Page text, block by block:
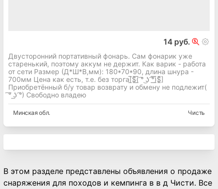
14 руб.
Двусторонний портативный фонарь. Сам фонарик уже
старенький, поэтому аккум не держит. Как варик - работа
от сети Размер (Д*Ш*В,мм): 180*70*90, длина шнура -
700мм Цена как есть, т.е. без торга[̲̅$̲̅(̲̅ ͡° ͜ʖ ͡°̲̅)̲̅$̲̅]
Приобретённый б/у товар возврату и обмену не подлежит(
͠° ͟ʖ ͡°) Свободно владею
Минская обл. Чисть
В этом разделе представлены объявления о продаже
снаряжения для походов и кемпинга в в д Чисти. Все